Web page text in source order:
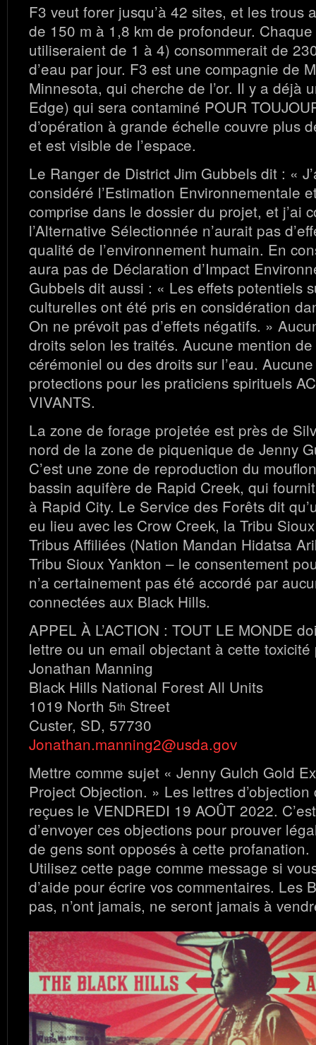
F3 veut forer jusqu’à 42 sites, et les trous
de 150 m à 1,8 km de profondeur.
utiliseraient de 1 à 4) consommerait de
d’eau par jour. F3 est une compagnie de
Minnesota, qui cherche de l’or. Il y a déjà
Edge) qui sera contaminé POUR
d’opération à grande échelle couvre plus
et est visible de l’espace.
Le Ranger de District Jim Gubbels dit : «
considéré l’Estimation Environnementale
comprise dans le dossier du projet, et j’ai
l’Alternative Sélectionnée n’aurait pas
qualité de l’environnement humain. En
aura pas de Déclaration d’Impact
Gubbels dit aussi : « Les effets potentiels
culturelles ont été pris en considération
On ne prévoit pas d’effets négatifs. »
droits selon les traités. Aucune mention de
cérémoniel ou des droits sur l’eau.
protections pour les praticiens spirituels
VIVANTS.
La zone de forage projetée est près de
nord de la zone de piquenique de Jenny
C’est une zone de reproduction du
bassin aquifère de Rapid Creek, qui
à Rapid City. Le Service des Forêts dit
eu lieu avec les Crow Creek, la Tribu
Tribus Affiliées (Nation Mandan Hidatsa
Tribu Sioux Yankton – le consentement
n’a certainement pas été accordé par
connectées aux Black Hills.
APPEL À L’ACTION : TOUT LE MONDE
lettre ou un email objectant à cette
Jonathan Manning
Black Hills National Forest All Units
1019 North 5th Street
Custer, SD, 57730
Jonathan.manning2@usda.gov
Mettre comme sujet « Jenny Gulch Gold
Project Objection. » Les lettres
reçues le VENDREDI 19 AOÛT 2022.
d’envoyer ces objections pour prouver
de gens sont opposés à cette profanation.
Utilisez cette page comme message si
d’aide pour écrire vos commentaires. Les
pas, n’ont jamais, ne seront jamais à